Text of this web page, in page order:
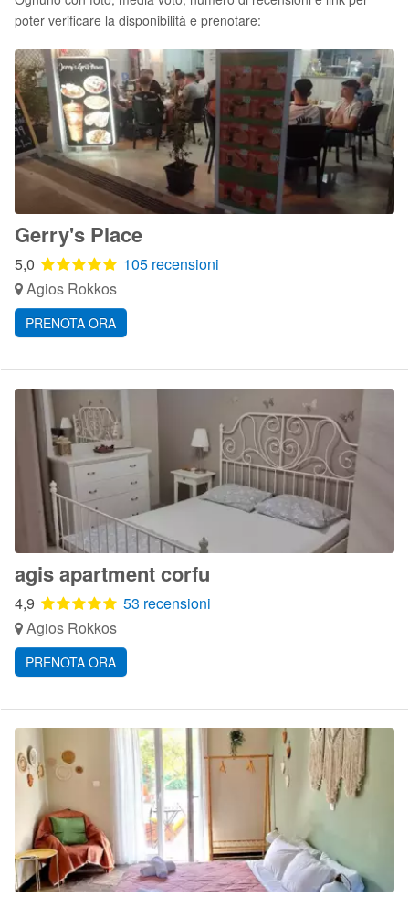
poter verificare la disponibilità e prenotare:
Gerry's Place
5,0
105 recensioni
Agios Rokkos
PRENOTA ORA
agis apartment corfu
4,9
53 recensioni
Agios Rokkos
PRENOTA ORA